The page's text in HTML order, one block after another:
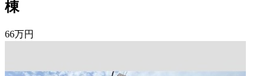
棟
66万円